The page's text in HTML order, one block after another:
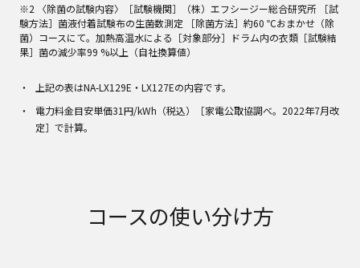
※2 〈除菌の試験内容〉［試験機関］（株）エフシージー総合研究所 ［試
験方法］菌液付着試験布の生菌数測定 ［除菌方法］約60 ℃おまかせ（除
菌）コースにて。加熱高温水による［対象部分］ドラム内の衣類［試験結
果］菌の減少率99 %以上（自社換算値）
上記の表はNA-LX129E・LX127Eの内容です。
電力料金目安単価31円/kWh（税込）［家電公取協調べ。2022年7月改
定］で計算。
コースの使い分け方